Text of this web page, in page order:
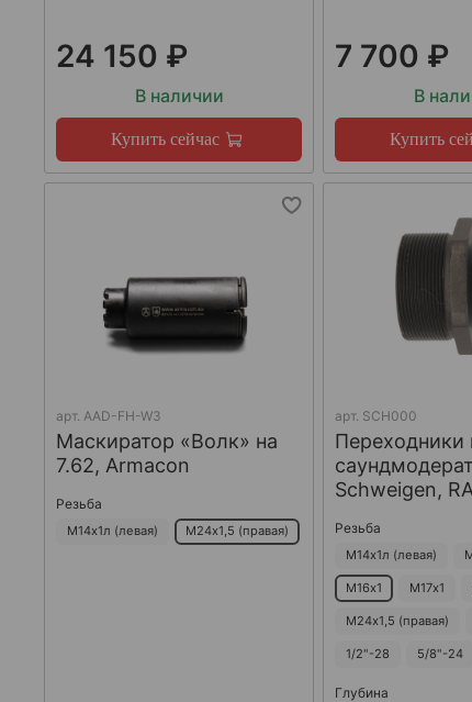
24 150 ₽
В наличии
Купить сейчас
7 700 ₽
В
Купить
арт. AAD-FH-W3
Маскиратор «Волк» на
7.62, Armacon
Резьба
М14х1л (левая) М24х1,5 (правая)
арт. SCH000
Переходники
Schweigen,
Резьба
М14х1л (левая)
М16х1 М17х1
М24х1,5 (правая)
1/2"-28 5/8"-24
Глубина